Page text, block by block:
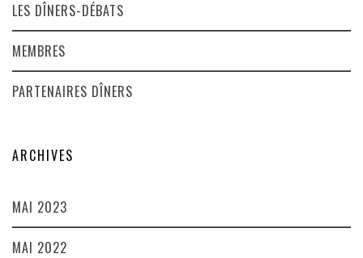
LES DÎNERS-DÉBATS
MEMBRES
PARTENAIRES DÎNERS
ARCHIVES
MAI 2023
MAI 2022